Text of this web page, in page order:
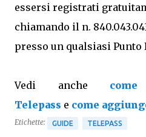
essersi registrati
chiamando il n.
presso un qualsiasi Punto
Vedi anche
Telepass e come
Etichette: GUIDE TELEPASS